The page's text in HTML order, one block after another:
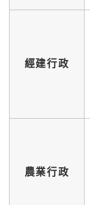
經建行政
農業行政